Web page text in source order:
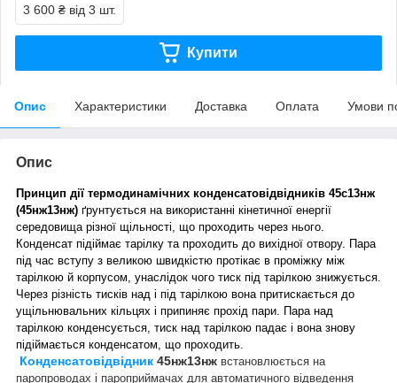
3 600 ₴ від 3 шт.
Купити
Опис Характеристики Доставка Оплата Умови
Опис
Принцип дії термодинамічних конденсатовідвідників 45с13нж
(45нж13нж) ґрунтується на використанні кінетичної енергії
середовища різної щільності, що проходить через нього.
Конденсат підіймає тарілку та проходить до вихідної отвору. Пара
під час вступу з великою швидкістю протікає в проміжку між
тарілкою й корпусом, унаслідок чого тиск під тарілкою знижується.
Через різність тисків над і під тарілкою вона притискається до
ущільнювальних кільцях і припиняє прохід пари. Пара над
тарілкою конденсується, тиск над тарілкою падає і вона знову
підіймається конденсатом, що проходить.
Конденсатовідвідник 45нж13нж встановлюється на
паропроводах і пароприймачах для автоматичного відведення